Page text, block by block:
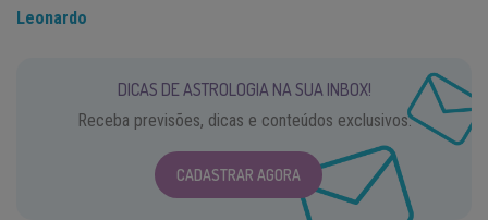
Leonardo
DICAS DE ASTROLOGIA NA SUA INBOX!
Receba previsões, dicas e conteúdos exclusivos.
CADASTRAR AGORA